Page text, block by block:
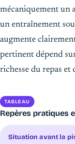
mécaniquement un
un entraînement
augmente
pertinent dépend
richesse du repas et
TABLEAU
Repères pratiques
Situation avant la